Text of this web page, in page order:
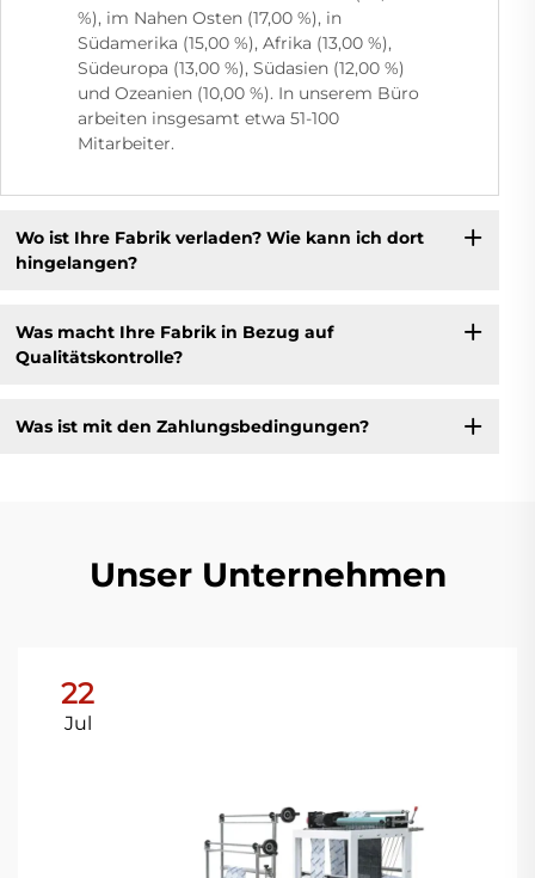
%), im Nahen Osten (17,00 %), in
Südamerika (15,00 %), Afrika (13,00 %),
Südeuropa (13,00 %), Südasien (12,00 %)
und Ozeanien (10,00 %). In unserem Büro
arbeiten insgesamt etwa 51-100
Mitarbeiter.
Wo ist Ihre Fabrik verladen? Wie kann ich dort
hingelangen?
Was macht Ihre Fabrik in Bezug auf
Qualitätskontrolle?
Was ist mit den Zahlungsbedingungen?
Unser Unternehmen
22
Jul